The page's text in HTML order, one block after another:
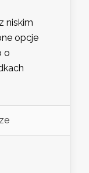
niskim
opcje
o